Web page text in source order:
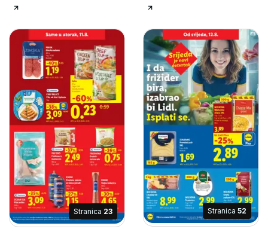
Stranica 23 Stranica 52